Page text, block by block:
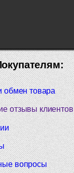
обмен товара
отзывы клиентов
вопросы